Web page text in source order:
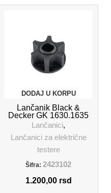
DODAJ U KORPU
Lančanik Black &
Decker GK 1630.1635
Lančanici,
Lančanici za električne
testere
Šifra: 2423102
1.200,00 rsd